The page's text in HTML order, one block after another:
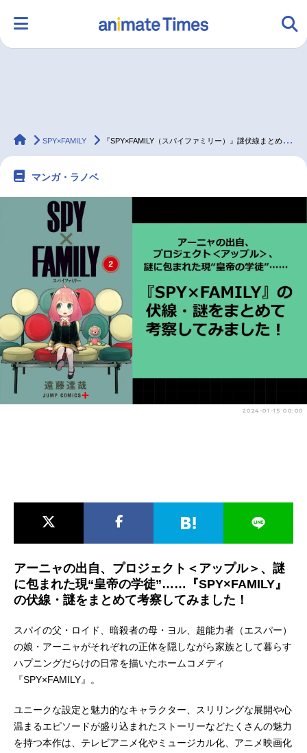
ラジオ みんなの声 グッズ 映画
トレンド
最新記事一覧
アニメ記事一覧 声優記事一覧
アニメ映画一覧 実写化映画一覧
今期アニメ曜日別一覧
春アニメ
animateTimes
SPY×FAMILY 『SPY×FAMILY（スパイファミリー）』謎伏線まとめ＆考察
マンガ・ラノベ
2024-01-15 00:00
アーニャの出自、プロジェクト＜アップル＞、謎
に包まれた現“皇帝の学徒”……『SPY×FAMILY』
の伏線・謎をまとめて考察してみました！
スパイの父・ロイド、暗殺者の母・ヨル、超能力者（エスパー）
の娘・アーニャがそれぞれの正体を隠しながら家族として暮らす
ハプニングだらけの日常を描いたホームコメディ
『SPY×FAMILY』。
ユニークな設定と魅力的なキャラクター、スリリングな展開や心
温まるエピソードが盛り込まれたストーリーなどたくさんの魅力
を持つ本作は、テレビアニメ化やミュージカル化、アニメ映画化